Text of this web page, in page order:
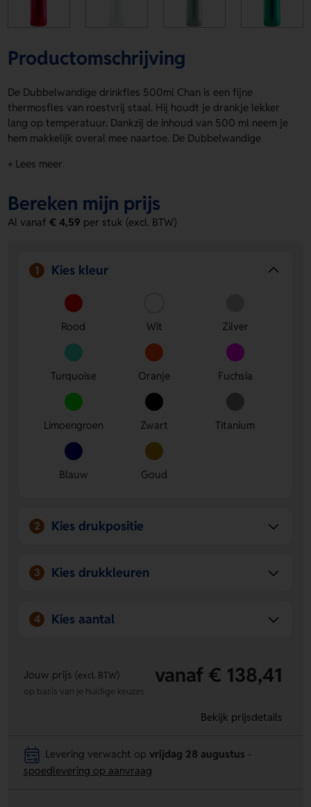
Productomschrijving
De Dubbelwandige drinkfles 500ml Chan is een fijne
thermosfles van roestvrij staal. Hij houdt je drankje lekker
lang op temperatuur. Dankzij de inhoud van 500 ml neem je
hem makkelijk overal mee naartoe. De Dubbelwandige
Turquoise, Oranje, Fuchsia, Limoengroen, Zwart, Titanium,
Rondom, Bovenzijde deksel, Lid front of Bottle ts met jouw
logo, naam of eigen ontwerp. Bestel of vraag een prijs op.
drinkfles 500ml Chan
Bedrukking naar wens
ontwerp aanbrengen op meerdere drukposities.
Handig formaat van 500 ml
kantoor of tijdens een dagje uit.
Veel kleurkeuze
Kies uit 12 kleuren, zodat de fles goed
past bij jouw stijl of merk.
+ Lees meer
Bereken mijn prijs
Al vanaf€ 4,59 per stuk (excl. BTW)
1 Kies kleur
Rood Wit Zilver
Turquoise Oranje Fuchsia
Limoengroen Zwart Titanium
Blauw Goud
2 Kies drukpositie
3 Kies drukkleuren
4 Kies aantal
Jouw prijs (excl. BTW) vanaf € 138,41
op basis van je huidige keuzes
Bekijk prijsdetails
Levering verwacht opvrijdag 28 augustus
spoedlevering op aanvraag